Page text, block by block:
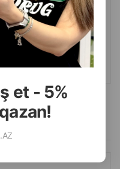
et - 5%
Qiymət
Almaq